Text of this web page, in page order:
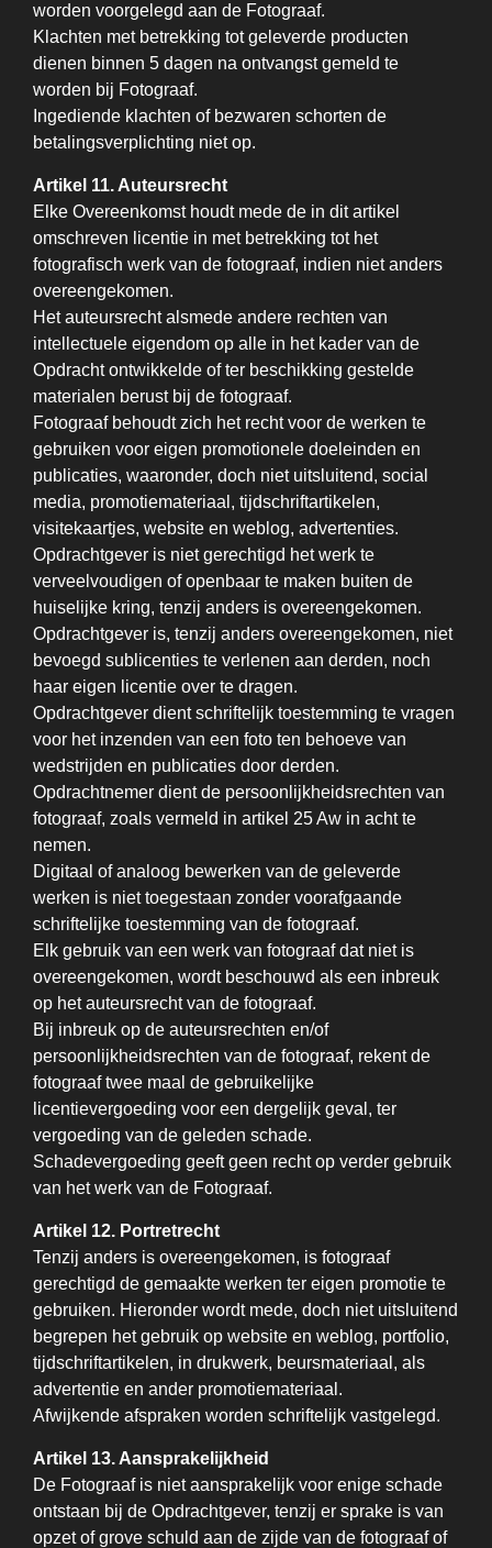
worden voorgelegd aan de Fotograaf.
Klachten met betrekking tot geleverde producten
dienen binnen 5 dagen na ontvangst gemeld te
worden bij Fotograaf.
Ingediende klachten of bezwaren schorten de
betalingsverplichting niet op.
Artikel 11. Auteursrecht
Elke Overeenkomst houdt mede de in dit artikel
omschreven licentie in met betrekking tot het
fotografisch werk van de fotograaf, indien niet anders
overeengekomen.
Het auteursrecht alsmede andere rechten van
intellectuele eigendom op alle in het kader van de
Opdracht ontwikkelde of ter beschikking gestelde
materialen berust bij de fotograaf.
Fotograaf behoudt zich het recht voor de werken te
gebruiken voor eigen promotionele doeleinden en
publicaties, waaronder, doch niet uitsluitend, social
media, promotiemateriaal, tijdschriftartikelen,
visitekaartjes, website en weblog, advertenties.
Opdrachtgever is niet gerechtigd het werk te
verveelvoudigen of openbaar te maken buiten de
huiselijke kring, tenzij anders is overeengekomen.
Opdrachtgever is, tenzij anders overeengekomen, niet
bevoegd sublicenties te verlenen aan derden, noch
haar eigen licentie over te dragen.
Opdrachtgever dient schriftelijk toestemming te vragen
voor het inzenden van een foto ten behoeve van
wedstrijden en publicaties door derden.
Opdrachtnemer dient de persoonlijkheidsrechten van
fotograaf, zoals vermeld in artikel 25 Aw in acht te
nemen.
Digitaal of analoog bewerken van de geleverde
werken is niet toegestaan zonder voorafgaande
schriftelijke toestemming van de fotograaf.
Elk gebruik van een werk van fotograaf dat niet is
overeengekomen, wordt beschouwd als een inbreuk
op het auteursrecht van de fotograaf.
Bij inbreuk op de auteursrechten en/of
persoonlijkheidsrechten van de fotograaf, rekent de
fotograaf twee maal de gebruikelijke
licentievergoeding voor een dergelijk geval, ter
vergoeding van de geleden schade.
Schadevergoeding geeft geen recht op verder gebruik
van het werk van de Fotograaf.
Artikel 12. Portretrecht
Tenzij anders is overeengekomen, is fotograaf
gerechtigd de gemaakte werken ter eigen promotie te
gebruiken. Hieronder wordt mede, doch niet uitsluitend
begrepen het gebruik op website en weblog, portfolio,
tijdschriftartikelen, in drukwerk, beursmateriaal, als
advertentie en ander promotiemateriaal.
Afwijkende afspraken worden schriftelijk vastgelegd.
Artikel 13. Aansprakelijkheid
De Fotograaf is niet aansprakelijk voor enige schade
ontstaan bij de Opdrachtgever, tenzij er sprake is van
opzet of grove schuld aan de zijde van de fotograaf of